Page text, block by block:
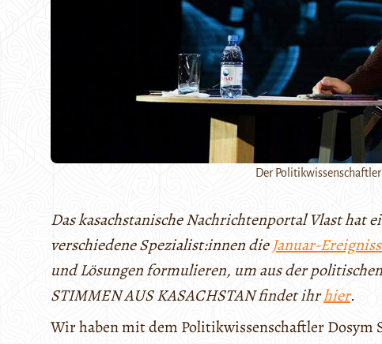
Der
Das kasachstanische Nachrichtenportal Vlast hat
verschiedene Spezialist:innen dieJanuar-
und Lösungen formulieren, um aus der
STIMMEN AUS KASACHSTAN findet ihrhier.
Wir haben mit dem Politikwissenschaftler Dosym